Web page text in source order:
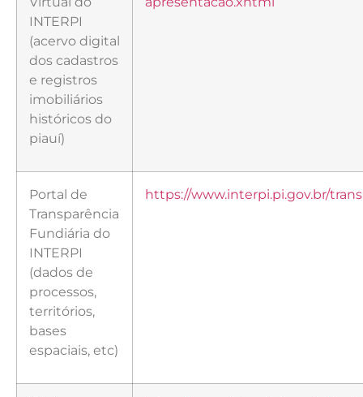
INTERPI
(acervo digital
dos cadastros
e registros
imobiliários
históricos do
piauí)
Portal de
Transparência
Fundiária do
INTERPI
(dados de
processos,
territórios,
bases
espaciais, etc)
https://www.interpi.pi.gov.br/